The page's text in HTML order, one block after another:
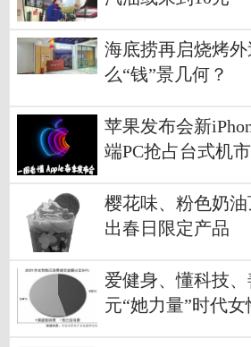
海底捞再启烧烤外
么“钱”景几何？
苹果发布会新
端PC抢占台式机
樱花味、粉色奶
出春日限定产品
爱健身、懂科技
元“她力量”时代